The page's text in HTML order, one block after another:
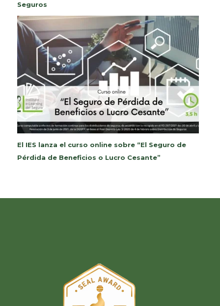
Seguros
El IES lanza el curso online sobre “El Seguro de
Pérdida de Beneficios o Lucro Cesante”